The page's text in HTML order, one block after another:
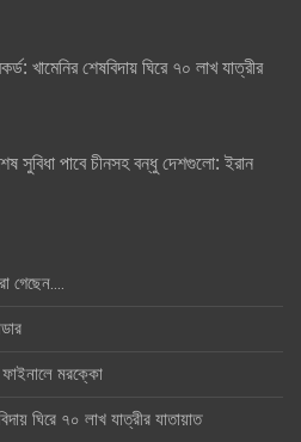
খামেনির শেষবিদায় ঘিরে ৭০ লাখ যাত্রীর
সুবিধা পাবে চীনসহ বন্ধু দেশগুলো: ইরান
গেছেন….
ফাইনালে মরক্কো
ঘিরে ৭০ লাখ যাত্রীর যাতায়াত